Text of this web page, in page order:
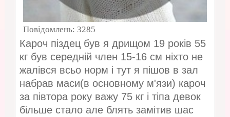
Повідомлень: 3285
Кароч піздец був я дрищом 19 років 55
кг був середній член 15-16 см ніхто не
жалівся всьо норм і тут я пішов в зал
набрав маси(в основному м'язи) кароч
за півтора року важу 75 кг і тіпа девок
більше стало але блять замітив шас